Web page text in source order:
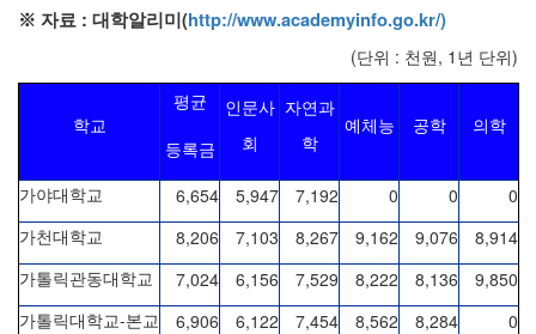
※ 자료 : 대학알리미 (http://www.academyinfo.go.kr/)
(단위 : 천원 , 1 년 단위 )
학교
평균
등록금
인문사
회
자연과
학
예체능 공학 의학
가야대학교 6,654 5,947 7,192 0 0 0
가천대학교 8,206 7,103 8,267 9,162 9,076 8,914
가톨릭관동대학교 7,024 6,156 7,529 8,222 8,136 9,850
가톨릭대학교-본교 6,906 6,122 7,454 8,562 8,284 0